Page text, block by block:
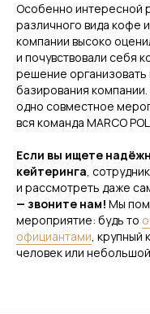
Особенно интересной
различного вида кофе
компании высоко
и почувствовали себя
решение
базирования
одно совместное
вся команда MARCO
Если вы ищете
кейтеринга,
и рассмотреть даже
— звоните нам! Мы
мероприятие: будь то
официантами, крупный
человек или